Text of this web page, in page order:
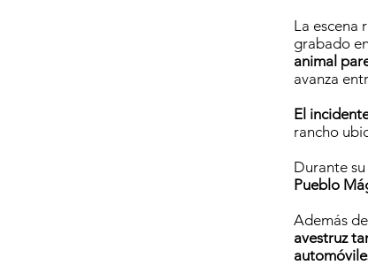
La escena
grabado
animal
avanza
El
rancho
Durante
Pueblo
Además
avestruz